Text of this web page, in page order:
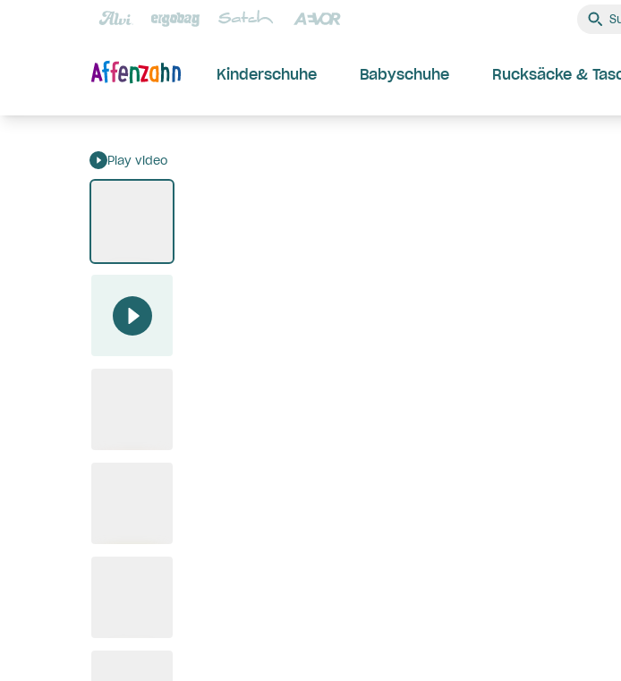
Kinderschuhe Babyschuhe Rucksäcke &
Play video